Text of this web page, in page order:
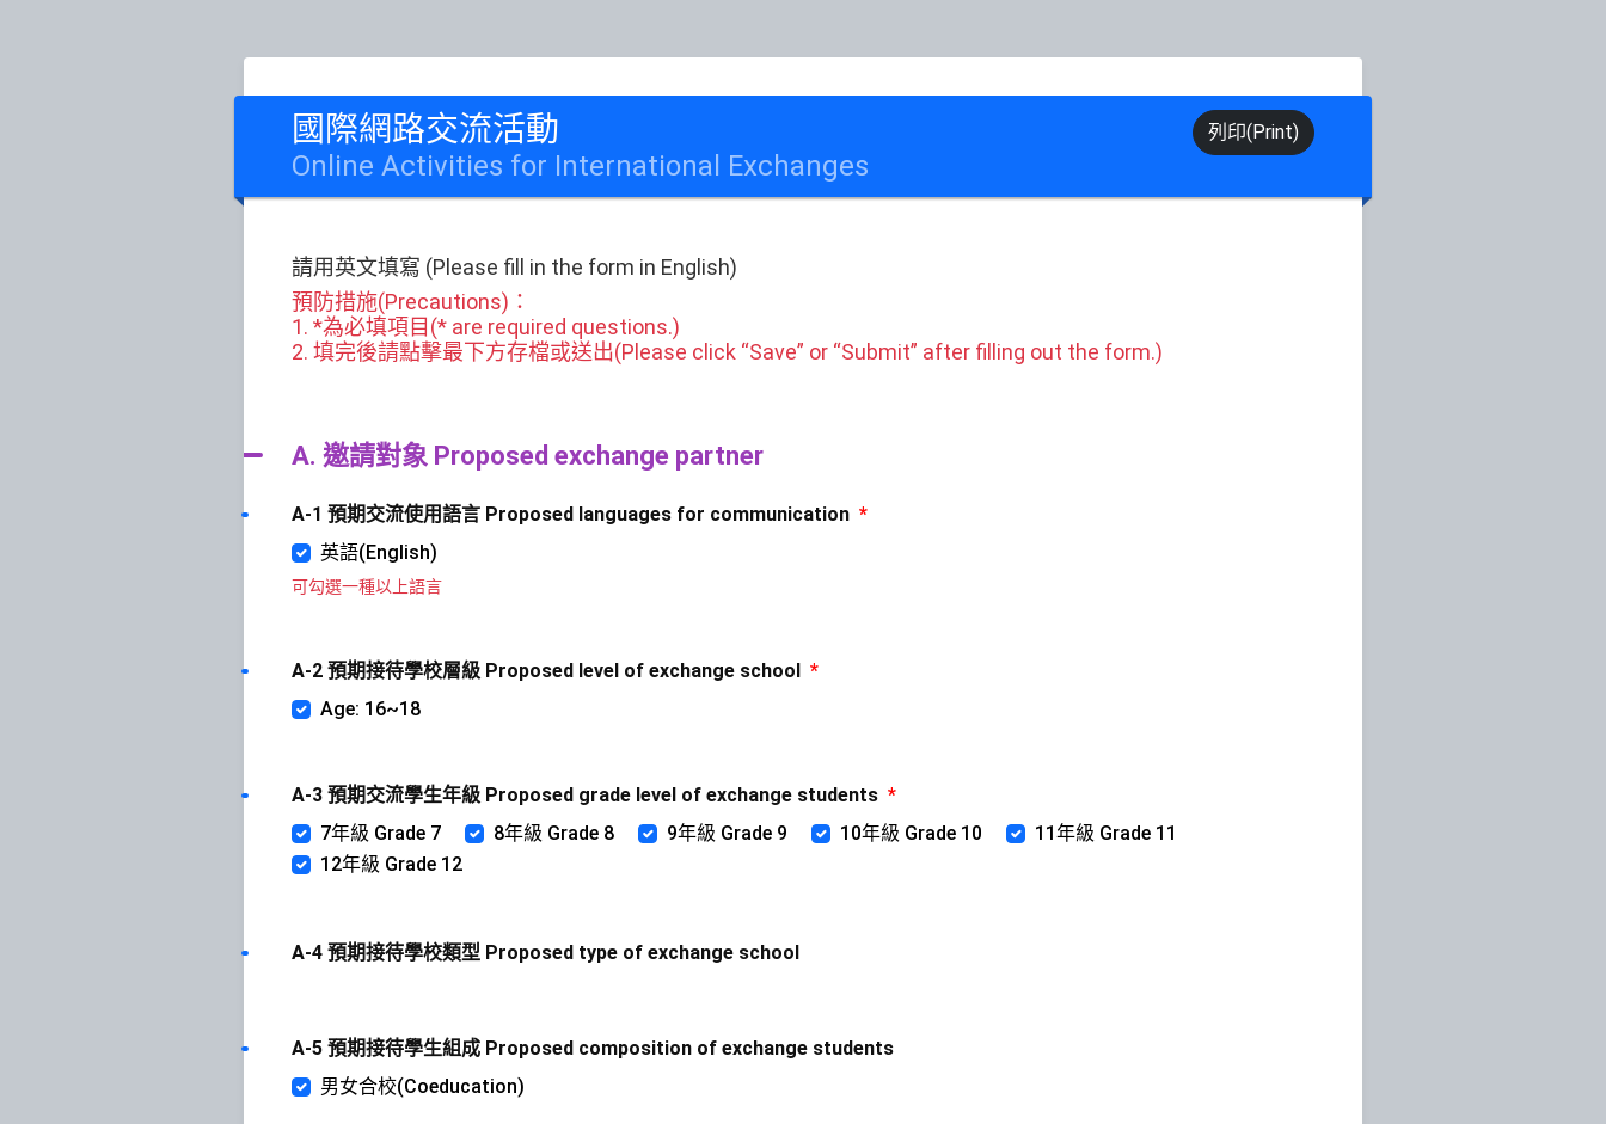
國際網路交流活動
Online Activities for International Exchanges
列印(Print)
請用英文填寫 (Please fill in the form in English)
預防措施(Precautions)：
1. *為必填項目(* are required questions.)
2. 填完後請點擊最下方存檔或送出(Please click “Save” or “Submit” after filling out the form.)
A. 邀請對象 Proposed exchange partner
A-1 預期交流使用語言 Proposed languages for communication *
英語(English)
可勾選一種以上語言
A-2 預期接待學校層級 Proposed level of exchange school *
Age: 16~18
A-3 預期交流學生年級 Proposed grade level of exchange students *
7年級 Grade 7
8年級 Grade 8 9年級 Grade 9 10年級 Grade 10
11年級 Grade 11
12年級 Grade 12
A-4 預期接待學校類型 Proposed type of exchange school
A-5 預期接待學生組成 Proposed composition of exchange students
男女合校(Coeducation)